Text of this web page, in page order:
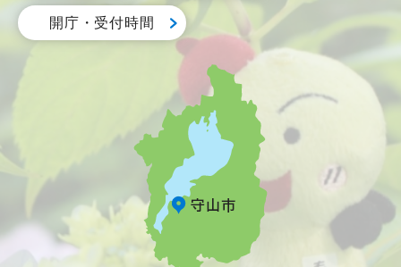
開庁・受付時間